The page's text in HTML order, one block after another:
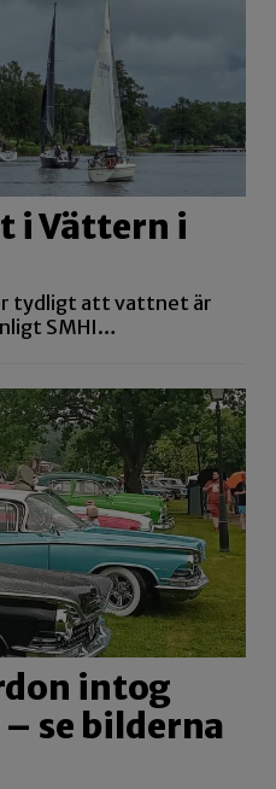
i Vättern i
tydligt att vattnet är
SMHI…
intog
se bilderna